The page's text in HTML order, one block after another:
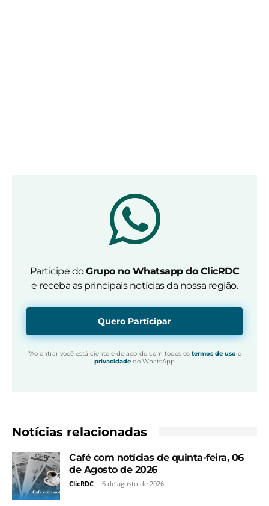
Participe doGrupo no Whatsapp do ClicRDC
e receba as principais notícias da nossa região.
Quero Participar
*Ao entrar você está ciente e de acordo com todos os termos de usoe
privacidade do WhatsApp
Notícias relacionadas
Café com notícias de quinta-feira, 06
de Agosto de 2026
ClicRDC - 6 de agosto de 2026